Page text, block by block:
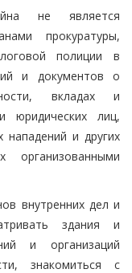
не является
прокуратуры,
полиции в
и документов о
вкладах и
юридических лиц,
нападений и других
организованными
внутренних дел и
здания и
и организаций
знакомиться с